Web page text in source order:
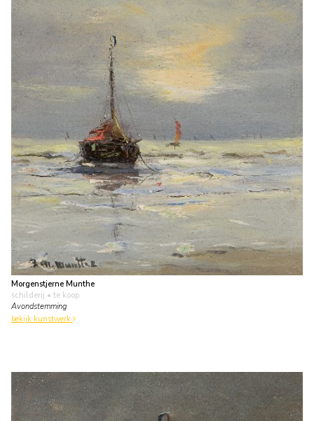
Morgenstjerne Munthe
schilderij • te koop
Avondstemming
bekijk kunstwerk